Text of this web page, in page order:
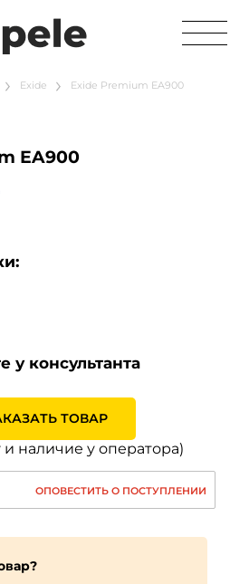
Exide Exide Premium EA900
EA900
у консультанта
ТОВАР
и наличие у оператора)
ОПОВЕСТИТЬ О ПОСТУПЛЕНИИ